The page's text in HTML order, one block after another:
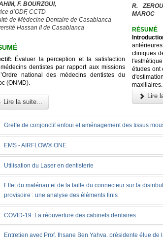
F. BOURZGUI,
d’ODF, CCTD
de Médecine Dentaire de Casablanca
Hassan II de Casablanca
Évaluer la perception et la satisfaction
dentistes par rapport aux missions
national des médecins dentistes du
(ONMD).
Lire la suite...
R.
MAROC
RÉSUMÉ
cliniques
études ont
maxillaires.
Lire
Greffe de conjonctif enfoui et aménagement des tissus
EMS - AIRFLOW® ONE
Utilisation du Laser en dentisterie
Effet du matériau et de la taille du connecteur sur la
provisoire : une analyse des éléments finis
COVID-19: La réouverture des cabinets dentaires
Entretien avec Prof. Ihsane Ben Yahya, présidente élue